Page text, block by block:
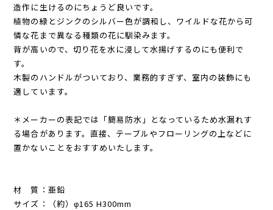
造作に生けるのにちょうど良いです。
植物の緑とジンクのシルバー色が調和し、ワイルドな花から可
憐な花まで異なる種類の花に馴染みます。
背が高いので、切り花を水に浸して水揚げするのにも便利で
す。
木製のハンドルがついており、業務的すぎず、室内の装飾にも
適しています。
＊メーカーの表記では「簡易防水」となっているため水漏れす
る場合があります。直接、テーブルやフローリングの上などに
置かないことをおすすめいたします。
材 質：亜鉛
サイズ：（約）φ165 H300mm